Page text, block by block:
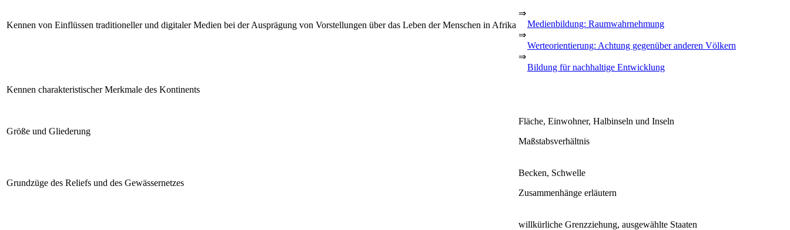
Kennen von Einflüssen traditioneller und digitaler Medien bei der Ausprägung von Vorstellungen über das Leben der Menschen in Afrika
⇒
Medienbildung: Raumwahrnehmung
⇒
Werteorientierung: Achtung gegenüber anderen Völkern
⇒
Bildung für nachhaltige Entwicklung
Kennen charakteristischer Merkmale des Kontinents
Größe und Gliederung
Fläche, Einwohner, Halbinseln und Inseln
Maßstabsverhältnis
Grundzüge des Reliefs und des Gewässernetzes
Becken, Schwelle
Zusammenhänge erläutern
willkürliche Grenzziehung, ausgewählte Staaten